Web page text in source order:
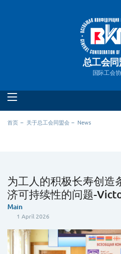
总工会
国际工会
首页 关于总工会同盟会 News
为工人的积极长寿创造
济可持续性的问题-
Main
1 April 2026